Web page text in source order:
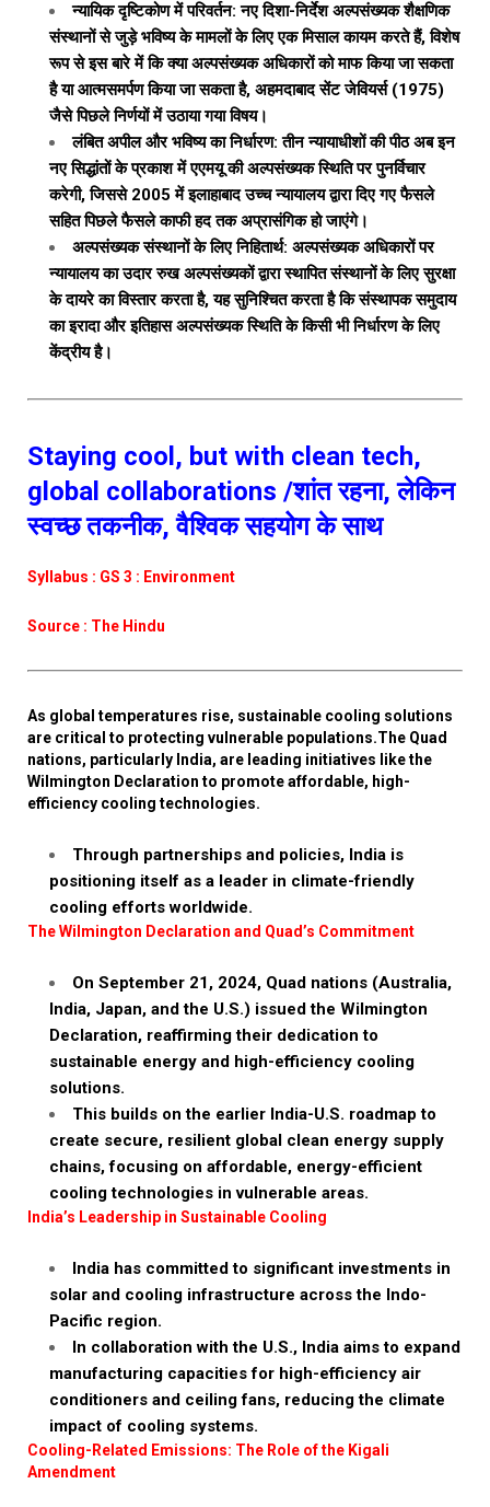
न्यायिक दृष्टिकोण में परिवर्तन: नए दिशा-निर्देश अल्पसंख्यक शैक्षणिक
संस्थानों से जुड़े भविष्य के मामलों के लिए एक मिसाल कायम करते हैं, विशेष
रूप से इस बारे में कि क्या अल्पसंख्यक अधिकारों को माफ किया जा सकता
है या आत्मसमर्पण किया जा सकता है, अहमदाबाद सेंट जेवियर्स (1975)
जैसे पिछले निर्णयों में उठाया गया विषय।
लंबित अपील और भविष्य का निर्धारण: तीन न्यायाधीशों की पीठ अब इन
नए सिद्धांतों के प्रकाश में एएमयू की अल्पसंख्यक स्थिति पर पुनर्विचार
करेगी, जिससे 2005 में इलाहाबाद उच्च न्यायालय द्वारा दिए गए फैसले
सहित पिछले फैसले काफी हद तक अप्रासंगिक हो जाएंगे।
अल्पसंख्यक संस्थानों के लिए निहितार्थ: अल्पसंख्यक अधिकारों पर
न्यायालय का उदार रुख अल्पसंख्यकों द्वारा स्थापित संस्थानों के लिए सुरक्षा
के दायरे का विस्तार करता है, यह सुनिश्चित करता है कि संस्थापक समुदाय
का इरादा और इतिहास अल्पसंख्यक स्थिति के किसी भी निर्धारण के लिए
केंद्रीय है।
Staying cool, but with clean tech,
global collaborations /शांत रहना, लेकिन
स्वच्छ तकनीक, वैश्विक सहयोग के साथ
Syllabus : GS 3 : Environment
Source : The Hindu
As global temperatures rise, sustainable cooling solutions
are critical to protecting vulnerable populations.The Quad
nations, particularly India, are leading initiatives like the
Wilmington Declaration to promote affordable, high-
efficiency cooling technologies.
Through partnerships and policies, India is
positioning itself as a leader in climate-friendly
cooling efforts worldwide.
The Wilmington Declaration and Quad’s Commitment
On September 21, 2024, Quad nations (Australia,
India, Japan, and the U.S.) issued the Wilmington
Declaration, reaffirming their dedication to
sustainable energy and high-efficiency cooling
solutions.
This builds on the earlier India-U.S. roadmap to
create secure, resilient global clean energy supply
chains, focusing on affordable, energy-efficient
cooling technologies in vulnerable areas.
India’s Leadership in Sustainable Cooling
India has committed to significant investments in
solar and cooling infrastructure across the Indo-
Pacific region.
In collaboration with the U.S., India aims to expand
manufacturing capacities for high-efficiency air
conditioners and ceiling fans, reducing the climate
impact of cooling systems.
Cooling-Related Emissions: The Role of the Kigali
Amendment